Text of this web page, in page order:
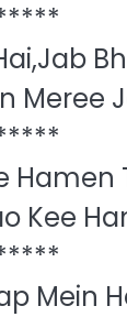
Meree
Hamen
Kee
Mein